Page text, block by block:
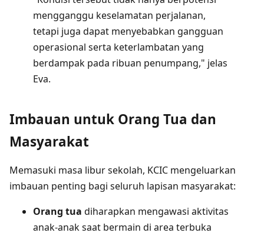
mengganggu keselamatan perjalanan,
tetapi juga dapat menyebabkan gangguan
operasional serta keterlambatan yang
berdampak pada ribuan penumpang," jelas
Eva.
Imbauan untuk Orang Tua dan
Masyarakat
Memasuki masa libur sekolah, KCIC mengeluarkan
imbauan penting bagi seluruh lapisan masyarakat:
Orang tua diharapkan mengawasi aktivitas
anak-anak saat bermain di area terbuka